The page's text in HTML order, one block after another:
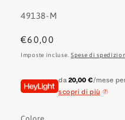
SKU:
49138-M
Prezzo
di
€60,00
Imposte incluse. Spese di
da 20,00 €/mese
scopri di più